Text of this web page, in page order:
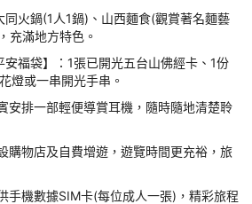
火鍋(1人1鍋)、山西麵食(觀賞著名麵藝
充滿地方特色。
安福袋】：1張已開光五台山佛經卡、1份
燈或一串開光手串。
安排一部輕便導賞耳機，隨時隨地清楚聆
購物店及自費增遊，遊覽時間更充裕，旅
手機數據SIM卡(每位成人一張)，精彩旅程